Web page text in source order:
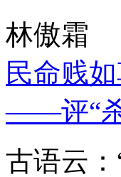
林傲霜
民命贱
——评“
古语云